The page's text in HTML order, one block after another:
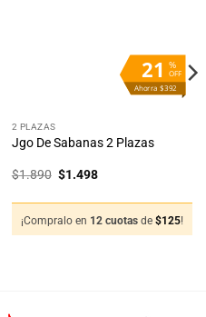
%
OFF
21
Ahorra $392
2 PLAZAS
Jgo De Sabanas 2 Plazas
$1.890 El
$1.890.
$1.498El
$1.498.
¡Compralo en 12 cuotas de $125!